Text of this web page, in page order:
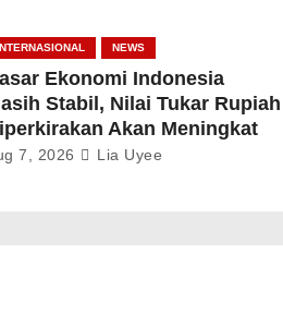
NEWS
Ekonomi Indonesia
Stabil, Nilai Tukar Rupiah
Akan Meningkat
7, 2026 Lia Uyee